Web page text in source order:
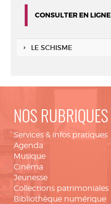
CONSULTER EN LIGNE
LE SCHISME
NOS RUBRIQUES
Services & infos pratiques
Agenda
Musique
Cinéma
Jeunesse
Collections patrimoniales
Bibliothèque numérique